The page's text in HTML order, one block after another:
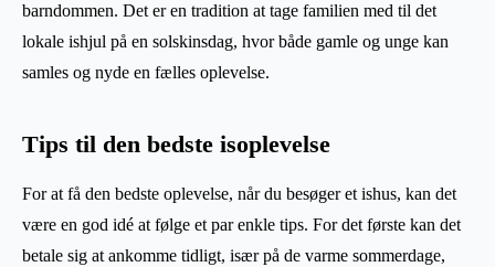
barndommen. Det er en tradition at tage familien med til det
lokale ishjul på en solskinsdag, hvor både gamle og unge kan
samles og nyde en fælles oplevelse.
Tips til den bedste isoplevelse
For at få den bedste oplevelse, når du besøger et ishus, kan det
være en god idé at følge et par enkle tips. For det første kan det
betale sig at ankomme tidligt, især på de varme sommerdage,